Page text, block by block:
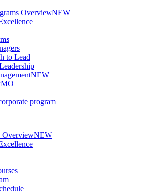
OverviewNEW
to Lead
NEW
program
OverviewNEW